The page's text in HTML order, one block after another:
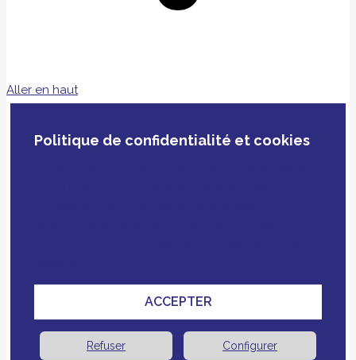
Aller en haut
Politique de confidentialité et cookies
ACCEPTER
Refuser Configurer